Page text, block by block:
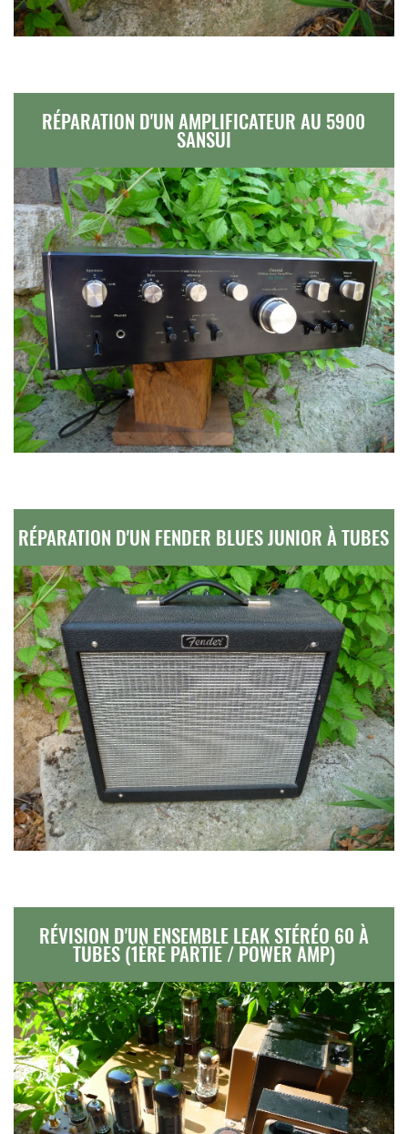
RÉPARATION D'UN AMPLIFICATEUR AU 5900
SANSUI
RÉPARATION D'UN FENDER BLUES JUNIOR À TUBES
RÉVISION D'UN ENSEMBLE LEAK STÉRÉO 60 À
TUBES (1ÈRE PARTIE / POWER AMP)